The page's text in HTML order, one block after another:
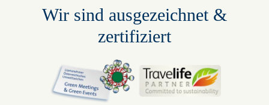
Wir sind ausgezeichnet &
zertifiziert